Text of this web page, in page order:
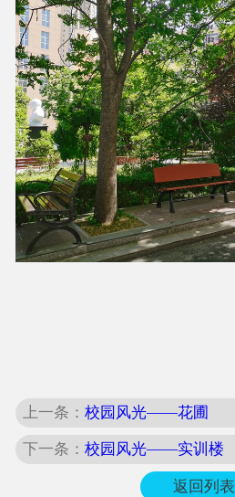
上一条：校园风光——花圃
下一条：校园风光——实训楼
返回列表